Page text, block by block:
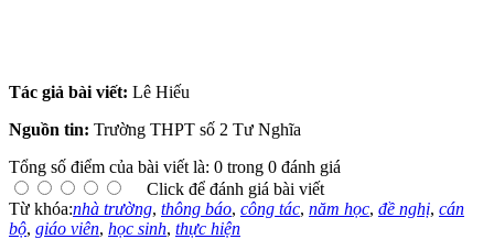
Tác giả bài viết: Lê Hiếu
Nguồn tin: Trường THPT số 2 Tư Nghĩa
Tổng số điểm của bài viết là: 0 trong 0 đánh giá
Click để đánh giá bài viết
Từ khóa:nhà trường, thông báo, công tác, năm học, đề nghị, cán
bộ, giáo viên, học sinh, thực hiện